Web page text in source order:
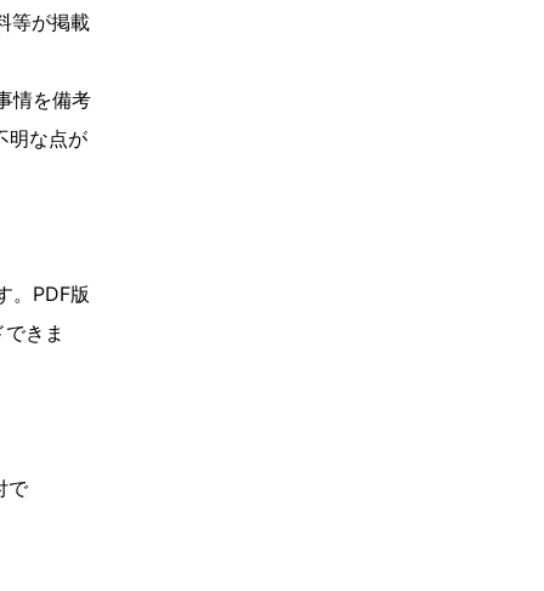
等が掲載
情を備考
な点が
。PDF版
きま
で